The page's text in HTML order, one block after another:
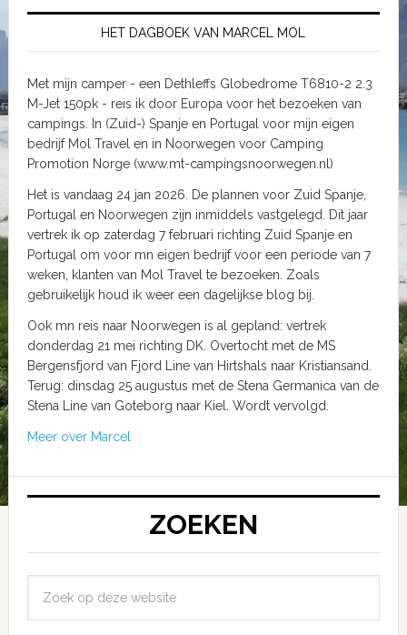
HET DAGBOEK VAN MARCEL MOL
Met mijn camper - een Dethleffs Globedrome T6810-2 2.3
M-Jet 150pk - reis ik door Europa voor het bezoeken van
campings. In (Zuid-) Spanje en Portugal voor mijn eigen
bedrijf Mol Travel en in Noorwegen voor Camping
Promotion Norge (www.mt-campingsnoorwegen.nl)
Het is vandaag 24 jan 2026. De plannen voor Zuid Spanje,
Portugal en Noorwegen zijn inmiddels vastgelegd. Dit jaar
vertrek ik op zaterdag 7 februari richting Zuid Spanje en
Portugal om voor mn eigen bedrijf voor een periode van 7
weken, klanten van Mol Travel te bezoeken. Zoals
gebruikelijk houd ik weer een dagelijkse blog bij.
Ook mn reis naar Noorwegen is al gepland: vertrek
donderdag 21 mei richting DK. Overtocht met de MS
Bergensfjord van Fjord Line van Hirtshals naar Kristiansand.
Terug: dinsdag 25 augustus met de Stena Germanica van de
Stena Line van Goteborg naar Kiel. Wordt vervolgd.
Meer over Marcel
ZOEKEN